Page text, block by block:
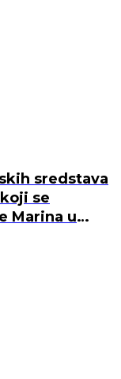
sredstava
se
Marina u